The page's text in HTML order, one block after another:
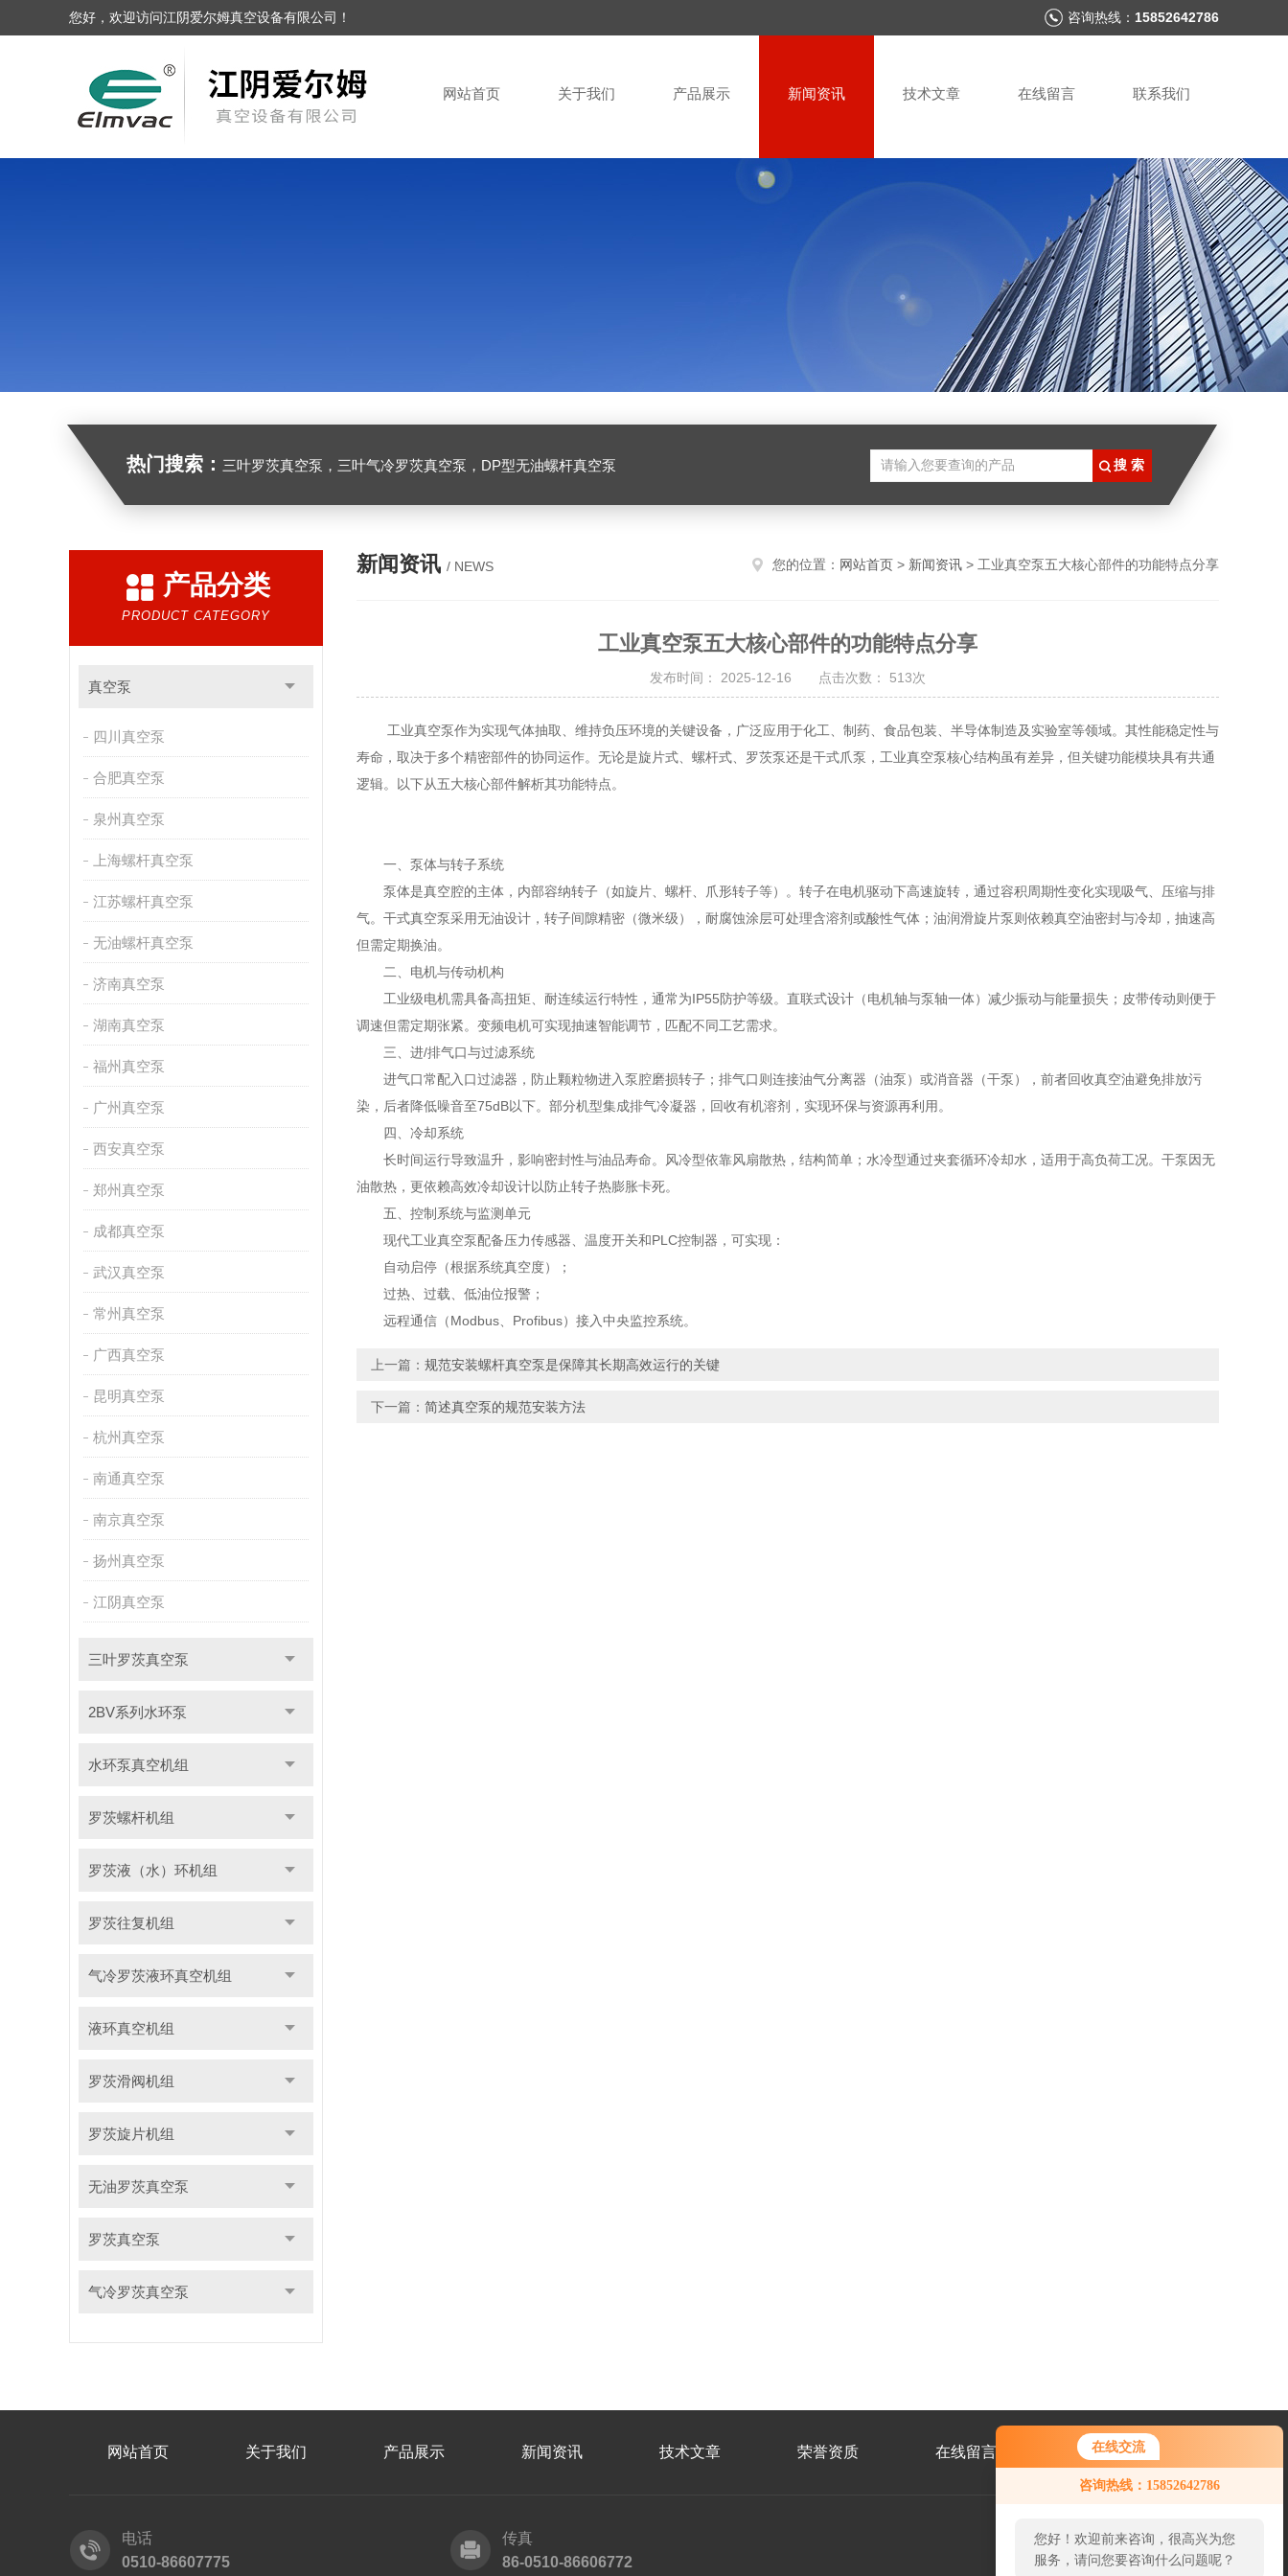
在线交流
咨询热线：15852642786
您好！欢迎前来咨询，很高兴为您
服务，请问您要咨询什么问题呢？
您好，欢迎访问江阴爱尔姆真空设备有限公司！ 咨询热线： 15852642786
网站首页 关于我们 产品展示 新闻资讯 技术文章 在线留言 联系我们
热门搜索： 三叶罗茨真空泵，三叶气冷罗茨真空泵，DP型无油螺杆真空泵
产品分类
PRODUCT CATEGORY
真空泵
四川真空泵
合肥真空泵
泉州真空泵
上海螺杆真空泵
江苏螺杆真空泵
无油螺杆真空泵
济南真空泵
湖南真空泵
福州真空泵
广州真空泵
西安真空泵
郑州真空泵
成都真空泵
武汉真空泵
常州真空泵
广西真空泵
昆明真空泵
杭州真空泵
南通真空泵
南京真空泵
扬州真空泵
江阴真空泵
三叶罗茨真空泵
2BV系列水环泵
水环泵真空机组
罗茨螺杆机组
罗茨液（水）环机组
罗茨往复机组
气冷罗茨液环真空机组
液环真空机组
罗茨滑阀机组
罗茨旋片机组
无油罗茨真空泵
罗茨真空泵
气冷罗茨真空泵
新闻资讯 / NEWS 您的位置： 网站首页 > 新闻资讯 > 工业真空泵五大核心部件的功能特点分享
工业真空泵五大核心部件的功能特点分享
发布时间： 2025-12-16 点击次数： 513次
工业真空泵作为实现气体抽取、维持负压环境的关键设备，广泛应用于化工、制药、食品包装、半导体制造及实验室等领域。其性能稳定性与
寿命，取决于多个精密部件的协同运作。无论是旋片式、螺杆式、罗茨泵还是干式爪泵， 工业真空泵核心结构虽有差异，但关键功能模块具有共通
逻辑。以下从五大核心部件解析其功能特点。
一、泵体与转子系统
泵体是真空腔的主体，内部容纳转子（如旋片、螺杆、爪形转子等）。转子在电机驱动下高速旋转，通过容积周期性变化实现吸气、压缩与排
气。干式真空泵采用无油设计，转子间隙精密（微米级），耐腐蚀涂层可处理含溶剂或酸性气体；油润滑旋片泵则依赖真空油密封与冷却，抽速高
但需定期换油。
二、电机与传动机构
工业级电机需具备高扭矩、耐连续运行特性，通常为IP55防护等级。直联式设计（电机轴与泵轴一体）减少振动与能量损失；皮带传动则便于
调速但需定期张紧。变频电机可实现抽速智能调节，匹配不同工艺需求。
三、进/排气口与过滤系统
进气口常配入口过滤器，防止颗粒物进入泵腔磨损转子；排气口则连接油气分离器（油泵）或消音器（干泵），前者回收真空油避免排放污
染，后者降低噪音至75dB以下。部分机型集成排气冷凝器，回收有机溶剂，实现环保与资源再利用。
四、冷却系统
长时间运行导致温升，影响密封性与油品寿命。风冷型依靠风扇散热，结构简单；水冷型通过夹套循环冷却水，适用于高负荷工况。干泵因无
油散热，更依赖高效冷却设计以防止转子热膨胀卡死。
五、控制系统与监测单元
现代工业真空泵配备压力传感器、温度开关和PLC控制器，可实现：
自动启停（根据系统真空度）；
过热、过载、低油位报警；
远程通信（Modbus、Profibus）接入中央监控系统。
上一篇： 规范安装螺杆真空泵是保障其长期高效运行的关键
下一篇： 简述真空泵的规范安装方法
网站首页 关于我们 产品展示 新闻资讯 技术文章 荣誉资质 在线留言 联系我们
电话
0510-86607775
传真
86-0510-86606772